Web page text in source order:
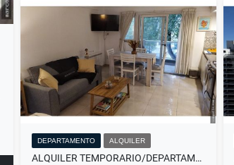
Venta
US$62,000
DEPARTAMENTO ALQUILER
ALQUILER TEMPORARIO/DEPARTAMENTO DE 1 AMBIENTE/MAR DEL PLATA